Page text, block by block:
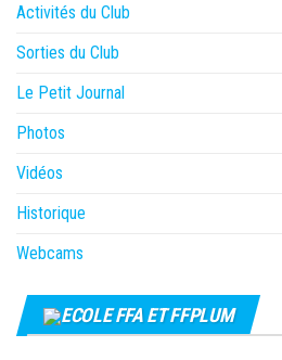
Activités du Club
Sorties du Club
Le Petit Journal
Photos
Vidéos
Historique
Webcams
ECOLE FFA ET FFPLUM